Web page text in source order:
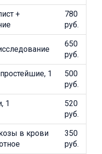
+
780
руб.
650
руб.
1
500
руб.
1
520
руб.
в крови
350
руб.